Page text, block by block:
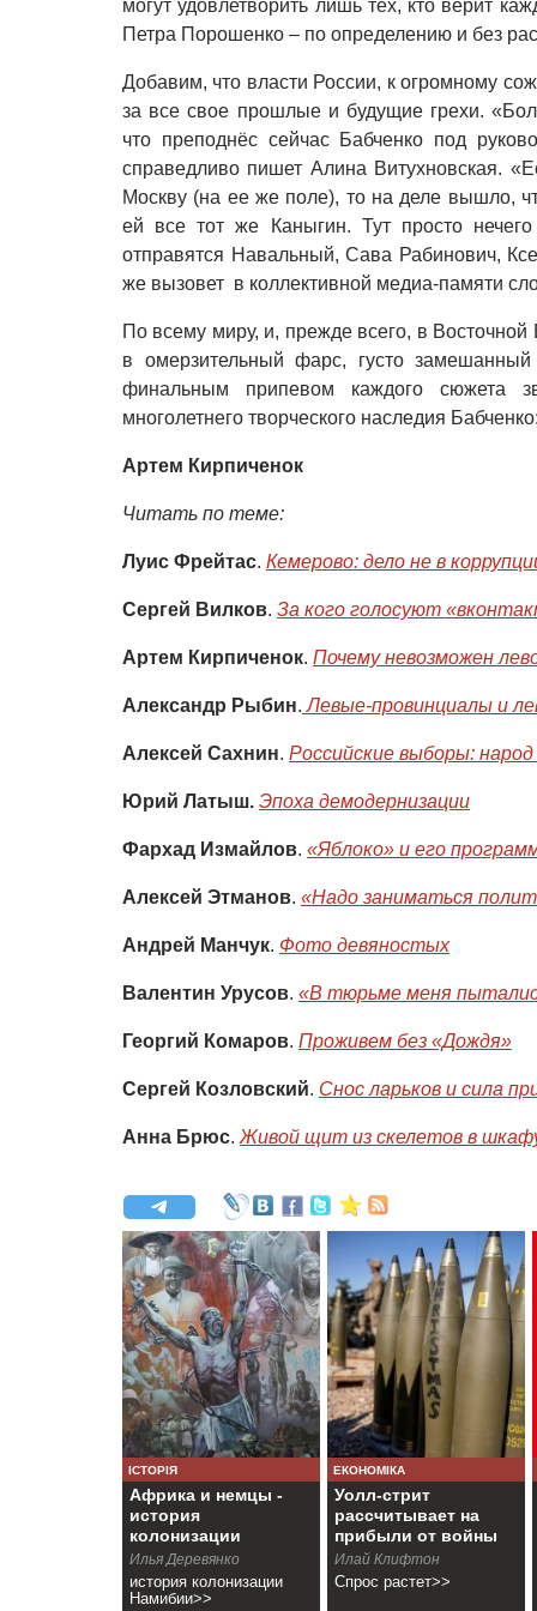
могут удовлетворить лишь тех, кто верит
Петра Порошенко – по определению и без
Добавим, что власти России, к огромному
за все свое прошлые и будущие грехи.
что преподнёс сейчас Бабченко под
справедливо пишет Алина Витухновская.
Москву (на ее же поле), то на деле вышло,
ей все тот же Каныгин. Тут просто
отправятся Навальный, Сава Рабинович,
же вызовет в коллективной медиа-памяти
По всему миру, и, прежде всего, в
в омерзительный фарс, густо
финальным припевом каждого сюжета
многолетнего творческого наследия
Артем Кирпиченок
Читать по теме:
Луис Фрейтас. Кемерово: дело не в
Сергей Вилков. За кого голосуют
Артем Кирпиченок. Почему невозможен
Александр Рыбин. Левые-провинциалы и
Алексей Сахнин. Российские выборы:
Юрий Латыш. Эпоха демодернизации
Фархад Измайлов. «Яблоко» и его
Алексей Этманов. «Надо заниматься
Андрей Манчук. Фото девяностых
Валентин Урусов. «В тюрьме меня
Георгий Комаров. Проживем без «Дождя»
Сергей Козловский. Снос ларьков и сила
Анна Брюс. Живой щит из скелетов в
ІСТОРІЯ
Африка и немцы -
история
колонизации
Намибии
Илья Деревянко
история колонизации
Намибии>>
ЕКОНОМІКА
Уолл-стрит
рассчитывает на
прибыли от войны
Илай Клифтон
Спрос растет>>